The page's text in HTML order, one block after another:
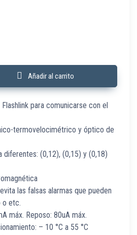
Térmico analógico con aislador cantidad
Añadir al carrito
para comunicarse con el
termovelocimétrico y óptico de
diferentes: (0,12), (0,15) y (0,18)
las falsas alarmas que pueden
o etc.
máx. Reposo: 80uA máx.
– 10 °C a 55 °C